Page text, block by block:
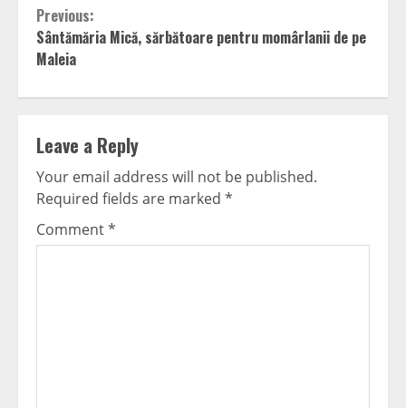
Continue
Reading
Previous:
Sântămăria Mică, sărbătoare pentru momârlanii de pe
Maleia
Leave a Reply
Your email address will not be published.
Required fields are marked *
Comment*